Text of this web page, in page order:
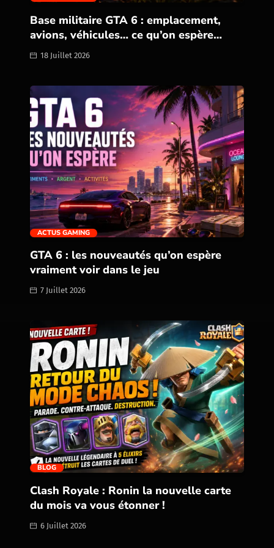
Base militaire GTA 6 : emplacement,
avions, véhicules… ce qu’on espère
découvrir
18 Juillet 2026
trending_flat
ACTUS GAMING
GTA 6 : les nouveautés qu’on espère
vraiment voir dans le jeu
7 Juillet 2026
trending_flat
BLOG
Clash Royale : Ronin la nouvelle carte
du mois va vous étonner !
6 Juillet 2026